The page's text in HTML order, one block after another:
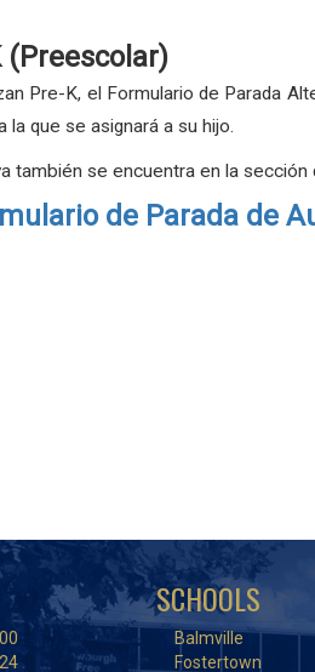
(Preescolar)
Pre-K, el Formulario de Parada
que se asignará a su hijo.
también se encuentra en la
de Parada de
SCHOOLS
Balmville
Fostertown